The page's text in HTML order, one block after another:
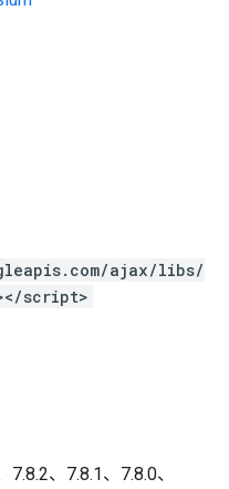
ajax/libs/
script>
、7.8.1、7.8.0、